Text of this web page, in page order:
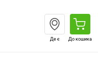
Де є До кошика